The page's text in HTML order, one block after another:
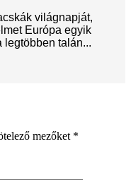
világnapját,
Európa egyik
legtöbben talán...
mezőket *